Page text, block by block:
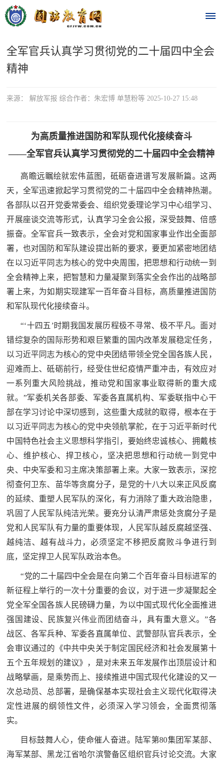
首
时
要
时
政
要
闻
热
点
追
踪
热
点
追
国
防
法
国
防
法
规
防
知
识
国
防
知
识
民
国
防
全
民
国
防
子
弟
子
弟
兵
国
防
员
国
防
动
员
人
民
防
国
全军官兵认真学习贯彻党的二十届四中全会
精神
来源： 解放军报 综合作者：朱宏博 单慧粉等 2025-10-27 15:48
为高质量推进国防和军队现代化接续奋斗
——全军官兵认真学习贯彻党的二十届四中全会精神
高瞻远瞩绘就宏伟蓝图，砥砺奋进谱写发展新篇。这两
天，全军迅速掀起学习贯彻党的二十届四中全会精神热潮。
各部队以召开党委常委会、组织党委理论学习中心组学习、
开展座谈交流等形式，认真学习全会公报，深受鼓舞、倍感
振奋。全军官兵一致表示，全会对党和国家事业作出全面部
署，也对国防和军队建设提出新的要求，要更加紧密地团结
在以习近平同志为核心的党中央周围，把思想和行动统一到
全会精神上来，把智慧和力量凝聚到落实全会作出的战略部
署上来，为如期实现建军一百年奋斗目标，高质量推进国防
和军队现代化接续奋斗。
“‘十四五’时期我国发展历程极不寻常、极不平凡。面对
错综复杂的国际形势和艰巨繁重的国内改革发展稳定任务，
以习近平同志为核心的党中央团结带领全党全国各族人民，
迎难而上、砥砺前行，经受住世纪疫情严重冲击，有效应对
一系列重大风险挑战，推动党和国家事业取得新的重大成
就。”军委机关各部委、军委各直属机构、军委联指中心干
部在学习讨论中深切感到，这些重大成就的取得，根本在于
以习近平同志为核心的党中央领航掌舵，在于习近平新时代
中国特色社会主义思想科学指引，要始终忠诚核心、拥戴核
心、维护核心、捍卫核心，坚决把思想和行动统一到党中
央、中央军委和习主席决策部署上来。大家一致表示，深挖
彻查何卫东、苗华等贪腐分子，是党的十八大以来正风反腐
的延续、重塑人民军队的深化，有力消除了重大政治隐患，
巩固了人民军队纯洁光荣。要充分认清严肃惩处贪腐分子是
党和人民军队有力量的重要体现，人民军队越反腐越坚强、
越纯洁、越有战斗力，必须坚定不移把反腐败斗争进行到
底，坚定捍卫人民军队政治本色。
“党的二十届四中全会是在向第二个百年奋斗目标进军的
新征程上举行的一次十分重要的会议，对于进一步凝聚起全
党全军全国各族人民磅礴力量，为以中国式现代化全面推进
强国建设、民族复兴伟业而团结奋斗，具有重大意义。”各
战区、各军兵种、军委各直属单位、武警部队官兵表示，全
会审议通过的《中共中央关于制定国民经济和社会发展第十
五个五年规划的建议》，是对未来五年发展作出顶层设计和
战略擘画，是乘势而上、接续推进中国式现代化建设的又一
次总动员、总部署，是确保基本实现社会主义现代化取得决
定性进展的纲领性文件，必须深入学习领会，全面贯彻落
实。
目标鼓舞人心，使命催人奋进。陆军第80集团军某部、
海军某部、黑龙江省哈尔滨警备区组织官兵讨论交流。大家